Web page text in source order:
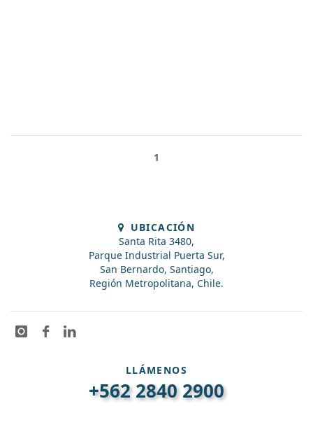
1
UBICACIÓN
Santa Rita 3480,
Parque Industrial Puerta Sur,
San Bernardo, Santiago,
Región Metropolitana, Chile.
LLÁMENOS
+562 2840 2900